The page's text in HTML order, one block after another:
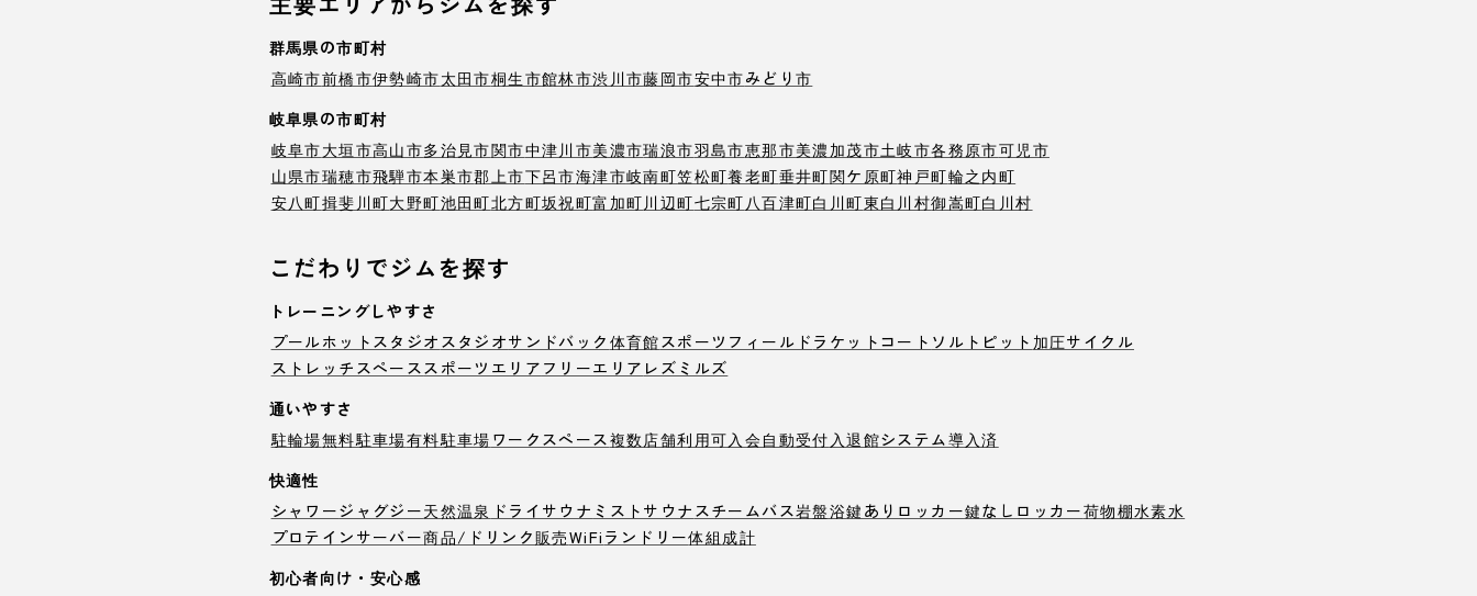
群馬県の市町村
高崎市前橋市伊勢崎市太田市桐生市館林市渋川市藤岡市安中市みどり市
岐阜県の市町村
岐阜市大垣市高山市多治見市関市中津川市美濃市瑞浪市羽島市恵那市美濃加茂市土岐市各務原市可児市
山県市瑞穂市飛騨市本巣市郡上市下呂市海津市岐南町笠松町養老町垂井町関ケ原町神戸町輪之内町
安八町揖斐川町大野町池田町北方町坂祝町富加町川辺町七宗町 八百津町白川町東白川村御嵩町白川村
こだわりでジムを探す
トレーニングしやすさ
プールホットスタジオ スタジオサンドバック 体育館スポーツフィールド ラケットコート ソルトピット 加圧サイクル
ストレッチスペーススポーツエリア フリーエリア レズミルズ
通いやすさ
駐輪場無料駐車場有料駐車場 ワークスペース複数店舗利用可入会自動受付 入退館システム導入済
快適性
シャワージャグジー天然温泉 ドライサウナ ミストサウナ スチームバス岩盤浴鍵ありロッカー鍵なしロッカー荷物棚水素水
プロテインサーバー商品/ドリンク販売WiFi ランドリー体組成計
初心者向け・安心感